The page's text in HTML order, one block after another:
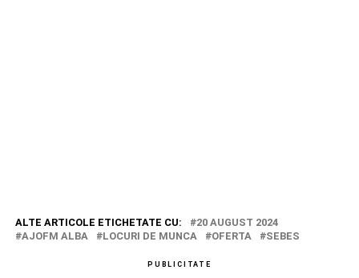
ALTE ARTICOLE ETICHETATE CU:
20 AUGUST 2024
AJOFM ALBA
LOCURI DE MUNCA OFERTA SEBES
PUBLICITATE